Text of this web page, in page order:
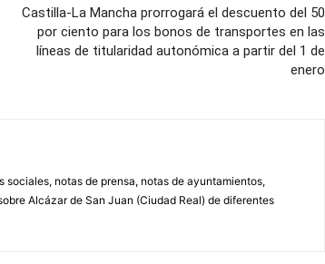
Castilla-La Mancha prorrogará el descuento del 50
por ciento para los bonos de transportes en las
líneas de titularidad autonómica a partir del 1 de
enero
sociales, notas de prensa, notas de ayuntamientos,
Alcázar de San Juan (Ciudad Real) de diferentes